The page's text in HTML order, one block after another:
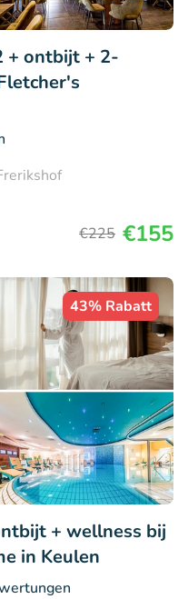
+ ontbijt + 2-
€225 €155
43% Rabatt
+ wellness bij
in Keulen